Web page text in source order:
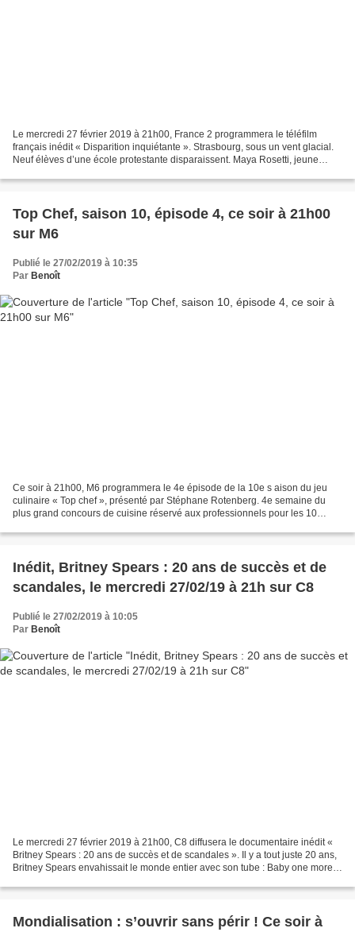
Le mercredi 27 février 2019 à 21h00, France 2 programmera le téléfilm
français inédit « Disparition inquiétante ». Strasbourg, sous un vent glacial.
Neuf élèves d’une école protestante disparaissent. Maya Rosetti, jeune
Top Chef, saison 10, épisode 4, ce soir à 21h00
sur M6
Publié le 27/02/2019 à 10:35
Par Benoît
Ce soir à 21h00, M6 programmera le 4e épisode de la 10e s aison du jeu
culinaire « Top chef », présenté par Stéphane Rotenberg. 4e semaine du
plus grand concours de cuisine réservé aux professionnels pour les 10
Inédit, Britney Spears : 20 ans de succès et de
scandales, le mercredi 27/02/19 à 21h sur C8
Publié le 27/02/2019 à 10:05
Par Benoît
Le mercredi 27 février 2019 à 21h00, C8 diffusera le documentaire inédit «
Britney Spears : 20 ans de succès et de scandales ». Il y a tout juste 20 ans,
Britney Spears envahissait le monde entier avec son tube : Baby one more
Mondialisation : s’ouvrir sans périr ! Ce soir à